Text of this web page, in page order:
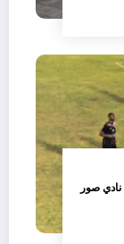
بتنظيم نادي صور